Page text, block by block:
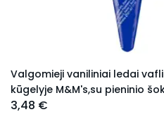
Valgomieji vaniliniai ledai
kūgelyje M&M's,su pieninio
110 g
3,48 €